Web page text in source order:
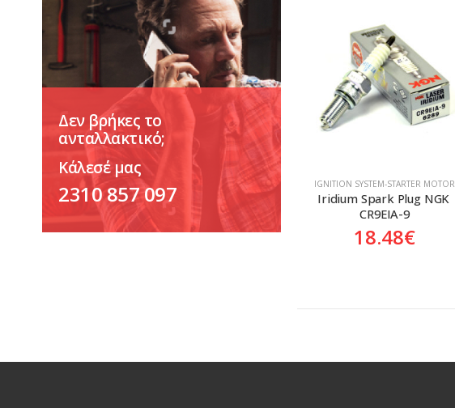
ΙGNITION SYSTEM-STARTER MOTOR
Iridium Spark Plug NGK
CR9EIA-9
18.48€
Δεν βρήκες το
ανταλλακτικό;
Κάλεσέ μας
2310 857 097